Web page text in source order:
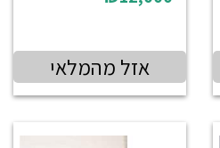
אזל מהמלאי